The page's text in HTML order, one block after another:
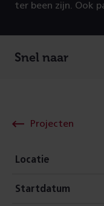
ter been zijn. Ook
Snel naar
Projecten
Locatie
Startdatum